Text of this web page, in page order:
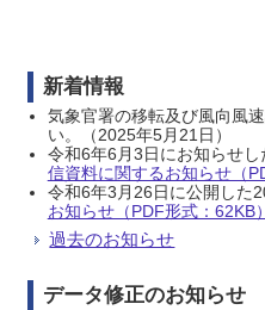
新着情報
気象官署の移転及び風向風
い。（2025年5月21日）
令和6年6月3日にお知らせ
信資料に関するお知らせ（
令和6年3月26日に公開した
お知らせ（PDF形式：62KB）
過去のお知らせ
データ修正のお知らせ